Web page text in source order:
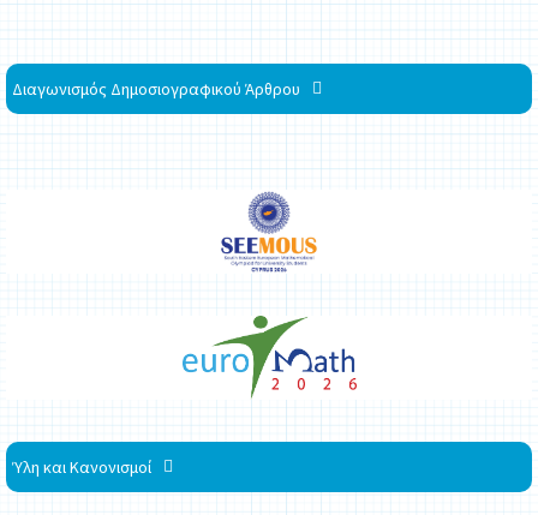
Διαγωνισμός Δημοσιογραφικού Άρθρου
Ύλη και Κανονισμοί